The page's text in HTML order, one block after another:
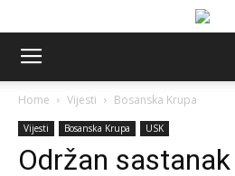
Home Vijesti Bosanska Krupa
Vijesti Bosanska Krupa USK
Održan